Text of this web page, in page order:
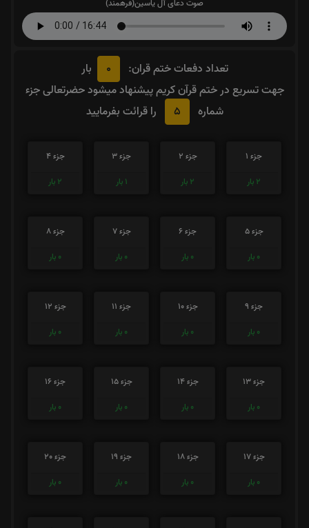
صوت دعای آل یاسین(فرهمند)
تعداد دفعات ختم قران: 0
بار
جهت تسریع در ختم قرآن کریم پیشنهاد میشود حضرتعالی جزء
شماره
5 را قرائت بفرمایید
جزء 1
2 بار
جزء 2
2 بار
جزء 3
1 بار
جزء 4
2 بار
جزء 5
0 بار
جزء 6
0 بار
جزء 7
0 بار
جزء 8
0 بار
جزء 9
0 بار
جزء 10
0 بار
جزء 11
0 بار
جزء 12
0 بار
جزء 13
0 بار
جزء 14
0 بار
جزء 15
0 بار
جزء 16
0 بار
جزء 17
0 بار
جزء 18
0 بار
جزء 19
0 بار
جزء 20
0 بار